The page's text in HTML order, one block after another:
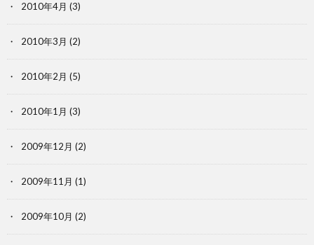
2010年4月 (3)
2010年3月 (2)
2010年2月 (5)
2010年1月 (3)
2009年12月 (2)
2009年11月 (1)
2009年10月 (2)